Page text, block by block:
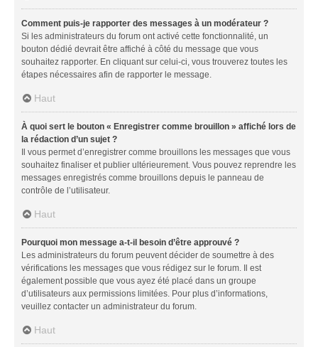
Comment puis-je rapporter des messages à un modérateur ?
Si les administrateurs du forum ont activé cette fonctionnalité, un
bouton dédié devrait être affiché à côté du message que vous
souhaitez rapporter. En cliquant sur celui-ci, vous trouverez toutes les
étapes nécessaires afin de rapporter le message.
Haut
À quoi sert le bouton « Enregistrer comme brouillon » affiché lors de
la rédaction d’un sujet ?
Il vous permet d’enregistrer comme brouillons les messages que vous
souhaitez finaliser et publier ultérieurement. Vous pouvez reprendre les
messages enregistrés comme brouillons depuis le panneau de
contrôle de l’utilisateur.
Haut
Pourquoi mon message a-t-il besoin d’être approuvé ?
Les administrateurs du forum peuvent décider de soumettre à des
vérifications les messages que vous rédigez sur le forum. Il est
également possible que vous ayez été placé dans un groupe
d’utilisateurs aux permissions limitées. Pour plus d’informations,
veuillez contacter un administrateur du forum.
Haut